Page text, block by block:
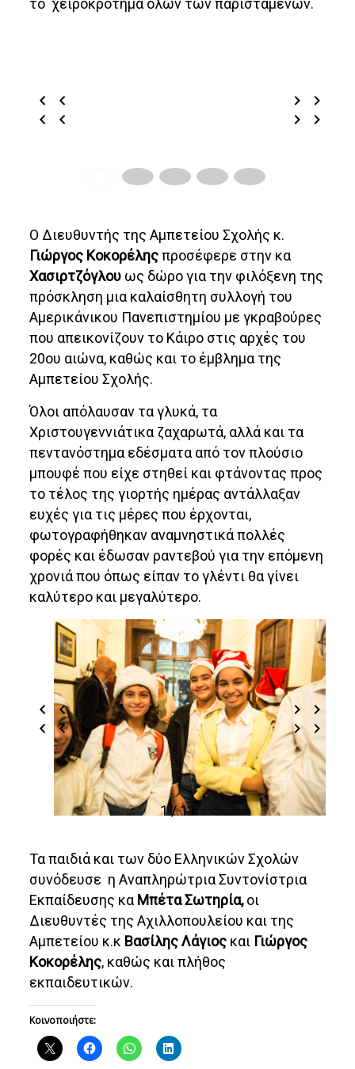
το χειροκρότημα όλων των παρισταμένων.
Ο Διευθυντής της Αμπετείου Σχολής κ.
Γιώργος Κοκορέληςπροσέφερε στην κα
Χασιρτζόγλου ως δώρο για την φιλόξενη της
πρόσκληση μια καλαίσθητη συλλογή του
Αμερικάνικου Πανεπιστημίου με γκραβούρες
που απεικονίζουν το Κάιρο στις αρχές του
20ου αιώνα, καθώς και το έμβλημα της
Αμπετείου Σχολής.
Όλοι απόλαυσαν τα γλυκά, τα
Χριστουγεννιάτικα ζαχαρωτά, αλλά και τα
πεντανόστημα εδέσματα από τον πλούσιο
μπουφέ που είχε στηθεί και φτάνοντας προς
το τέλος της γιορτής ημέρας αντάλλαξαν
ευχές για τις μέρες που έρχονται,
φωτογραφήθηκαν αναμνηστικά πολλές
φορές και έδωσαν ραντεβού για την επόμενη
χρονιά που όπως είπαν το γλέντι θα γίνει
καλύτερο και μεγαλύτερο.
1 / 11
Τα παιδιά και των δύο Ελληνικών Σχολών
συνόδευσε η Αναπληρώτρια Συντονίστρια
Εκπαίδευσης κα Μπέτα Σωτηρία,οι
Διευθυντές της Αχιλλοπουλείου και της
Αμπετείου κ.κ Βασίλης Λάγιος και Γιώργος
Κοκορέλης, καθώς και πλήθος
εκπαιδευτικών.
Κοινοποιήστε: